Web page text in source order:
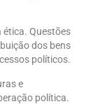
ética. Questões
dos bens
políticos.
e
política.